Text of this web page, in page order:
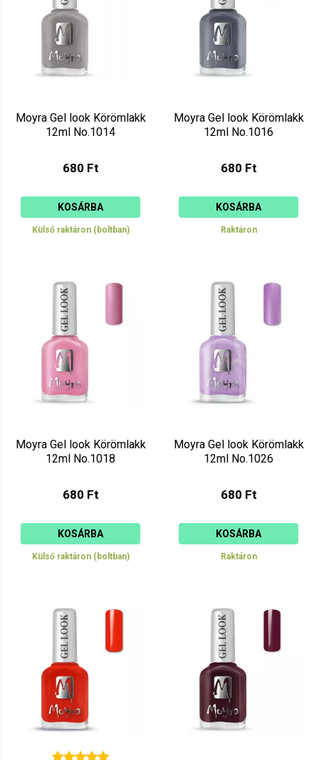
Moyra Gel look Körömlakk
12ml No.1014
680 Ft
KOSÁRBA
Külső raktáron (boltban)
Moyra Gel look Körömlakk
12ml No.1016
680 Ft
KOSÁRBA
Raktáron
Moyra Gel look Körömlakk
12ml No.1018
680 Ft
KOSÁRBA
Külső raktáron (boltban)
Moyra Gel look Körömlakk
12ml No.1026
680 Ft
KOSÁRBA
Raktáron